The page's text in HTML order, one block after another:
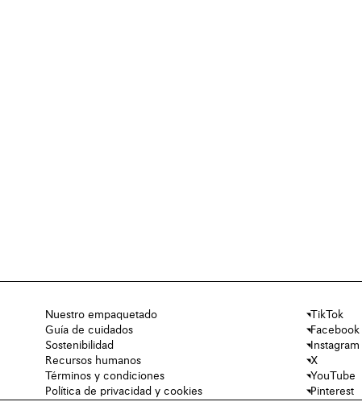
Nuestro empaquetado
Guía de cuidados
Sostenibilidad
Recursos humanos
Términos y condiciones
Política de privacidad y cookies
TikTok
Facebook
Instagram
X
YouTube
Pinterest